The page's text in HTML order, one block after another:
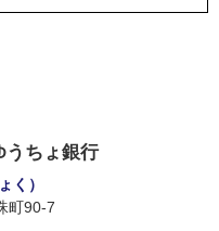
うちょ銀行
く）
町90-7